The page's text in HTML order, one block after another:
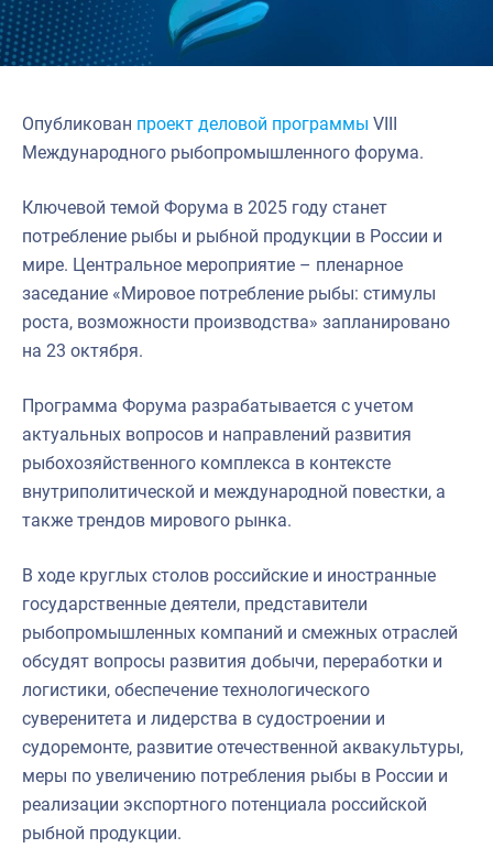
Опубликован проект деловой программы VIII
Международного рыбопромышленного форума.
Ключевой темой Форума в 2025 году станет
потребление рыбы и рыбной продукции в России и
мире. Центральное мероприятие – пленарное
заседание «Мировое потребление рыбы: стимулы
роста, возможности производства» запланировано
на 23 октября.
Программа Форума разрабатывается с учетом
актуальных вопросов и направлений развития
рыбохозяйственного комплекса в контексте
внутриполитической и международной повестки, а
также трендов мирового рынка.
В ходе круглых столов российские и иностранные
государственные деятели, представители
рыбопромышленных компаний и смежных отраслей
обсудят вопросы развития добычи, переработки и
логистики, обеспечение технологического
суверенитета и лидерства в судостроении и
судоремонте, развитие отечественной аквакультуры,
меры по увеличению потребления рыбы в России и
реализации экспортного потенциала российской
рыбной продукции.